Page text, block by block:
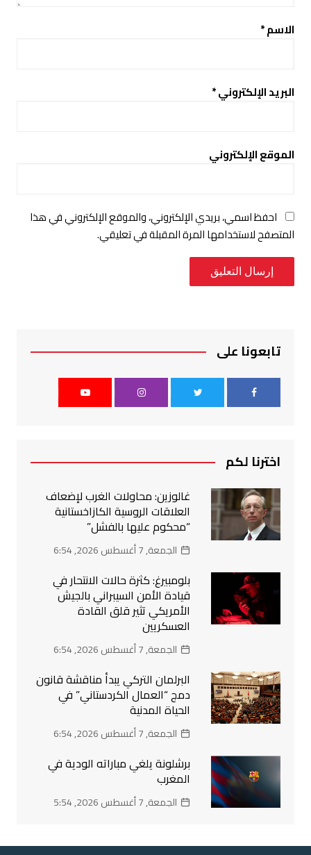
الاسم*
البريد الإلكتروني*
الموقع الإلكتروني
احفظ اسمي، بريدي الإلكتروني، والموقع الإلكتروني في هذا
المتصفح لاستخدامها المرة المقبلة في تعليقي.
تابعونا على
اخترنا لكم
غالوزين: محاولات الغرب لإضعاف
العلاقات الروسية الكازاخستانية
“محكوم عليها بالفشل”
الجمعة, 7 أغسطس 2026, 6:54
بلومبيرغ: كثرة حالات الانتحار في
قيادة الأمن السيبراني بالجيش
الأمريكي تثير قلق القادة
العسكريين
الجمعة, 7 أغسطس 2026, 6:54
البرلمان التركي يبدأ مناقشة قانون
دمج “العمال الكردستاني” في
الحياة المدنية
الجمعة, 7 أغسطس 2026, 6:54
برشلونة يلغي مباراته الودية في
المغرب
الجمعة, 7 أغسطس 2026, 5:54